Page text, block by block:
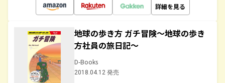
詳細を見る
地球の歩き方 ガチ冒険～地球の歩き
方社員の旅日記～
D-Books
2018.04.12 発売